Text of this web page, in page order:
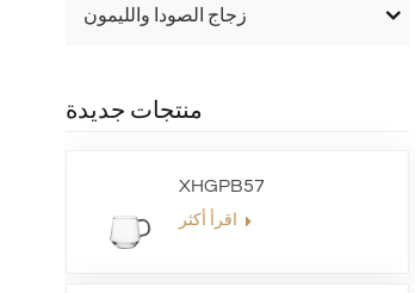
زجاج الصودا والليمون
منتجات جديدة
XHGPB57